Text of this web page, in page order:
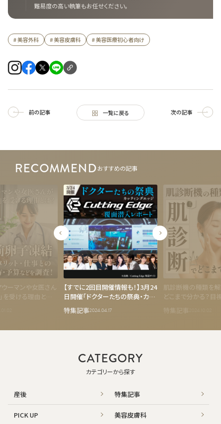
難易度の高い執筆もお任せください。
# 美容外科 # 美容皮膚科 # 美容医療初心者向け
前の記事 一覧に戻る 次の記事
RECOMMENDおすすめの記事
ウーマンや女医さん
を受ける理由と
【すでに2回目開催情報も！】3月24
日開催「ドクターたちの祭典・カッ
ティングエッジ」NERO編集部の覆
面潜入レポート
特集記事2024.04.17
肌診断機の種類を
どこまで分かる？目
特集記事
CATEGORY
カテゴリーから探す
産後 特集記事
PICK UP 美容皮膚科